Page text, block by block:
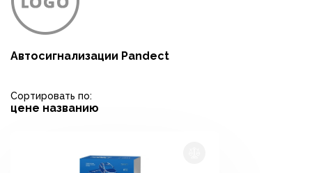
Автосигнализации Pandect
Сортировать по:
цене названию